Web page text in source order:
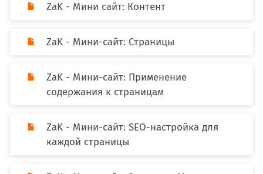
ZaK - Мини сайт: Контент
ZaK - Мини-сайт: Страницы
ZaK - Мини-сайт: Применение
содержания к страницам
ZaK - Мини-сайт: SEO-настройка для
каждой страницы